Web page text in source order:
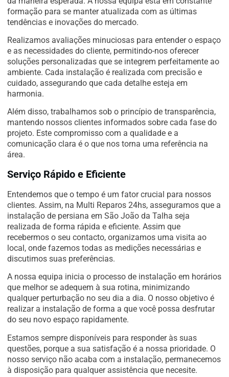
formação para se manter atualizada com as últimas
tendências e inovações do mercado.
Realizamos avaliações minuciosas para entender o espaço
e as necessidades do cliente, permitindo-nos oferecer
soluções personalizadas que se integrem perfeitamente ao
ambiente. Cada instalação é realizada com precisão e
cuidado, assegurando que cada detalhe esteja em
harmonia.
Além disso, trabalhamos sob o princípio de transparência,
mantendo nossos clientes informados sobre cada fase do
projeto. Este compromisso com a qualidade e a
comunicação clara é o que nos torna uma referência na
área.
Serviço Rápido e Eficiente
Entendemos que o tempo é um fator crucial para nossos
clientes. Assim, na Multi Reparos 24hs, asseguramos que a
instalação de persiana em São João da Talha seja
realizada de forma rápida e eficiente. Assim que
recebermos o seu contacto, organizamos uma visita ao
local, onde fazemos todas as medições necessárias e
discutimos suas preferências.
A nossa equipa inicia o processo de instalação em horários
que melhor se adequem à sua rotina, minimizando
qualquer perturbação no seu dia a dia. O nosso objetivo é
realizar a instalação de forma a que você possa desfrutar
do seu novo espaço rapidamente.
Estamos sempre disponíveis para responder às suas
questões, porque a sua satisfação é a nossa prioridade. O
nosso serviço não acaba com a instalação, permanecemos
à disposição para qualquer assistência que necesite.